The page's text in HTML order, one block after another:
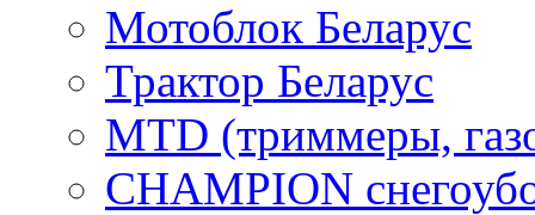
Мотоблок Беларус
Трактор Беларус
MTD (триммеры,
CHAMPION